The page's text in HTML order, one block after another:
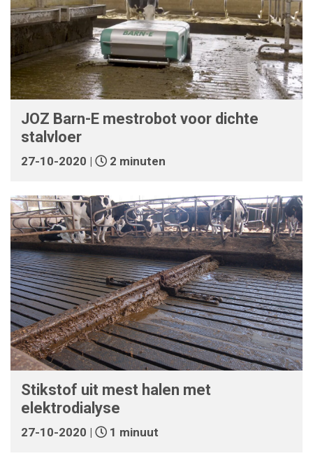
JOZ Barn-E mestrobot voor dichte
stalvloer
27-10-2020 | 2 minuten
Stikstof uit mest halen met
elektrodialyse
27-10-2020 | 1 minuut